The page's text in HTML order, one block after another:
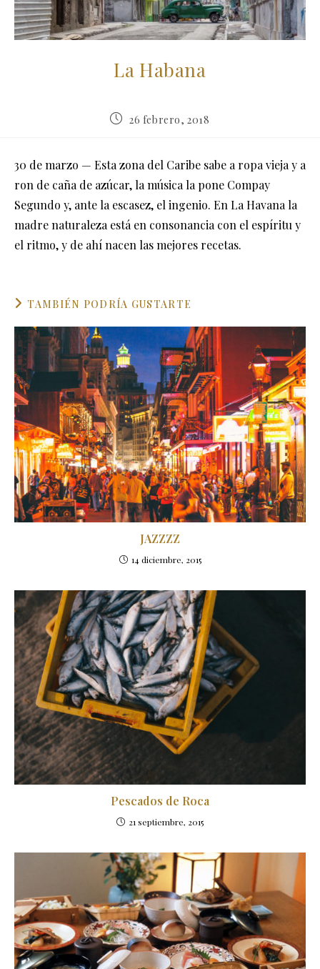
La Habana
Publicación
26 febrero, 2018
30 de marzo — Esta zona del Caribe sabe a ropa vieja y a
ron de caña de azúcar, la música la pone Compay
Segundo y, ante la escasez, el ingenio. En La Havana la
madre naturaleza está en consonancia con el espíritu y
el ritmo, y de ahí nacen las mejores recetas.
TAMBIÉN PODRÍA GUSTARTE
JAZZZZ
14 diciembre, 2015
Pescados de Roca
21 septiembre, 2015